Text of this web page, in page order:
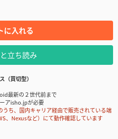
に入れる
立ち読み
（買切型）
最新の２世代前まで
アisho.jpが必要
ち、国内キャリア経由で販売されている端
、Nexusなど）にて動作確認しています